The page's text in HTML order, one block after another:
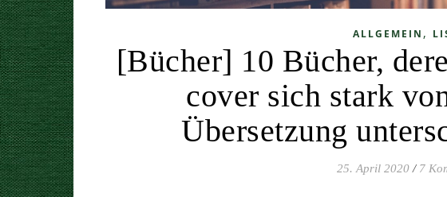
ALLGEMEIN ,
[Bücher] 10 Bücher,
cover sich stark
Übersetzung
25. April 2020 / 7